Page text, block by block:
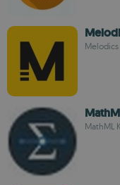
Melodics
MathML